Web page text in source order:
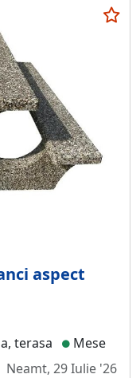
aspect
terasa
Mese
Neamt, 29 Iulie '26